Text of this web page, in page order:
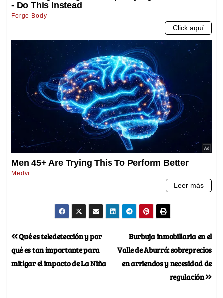
Burbuja inmobiliaria en el
Valle de Aburrá: sobreprecios
en arriendos y necesidad de
regulación
Qué es teledetección y por
qué es tan importante para
mitigar el impacto de La Niña